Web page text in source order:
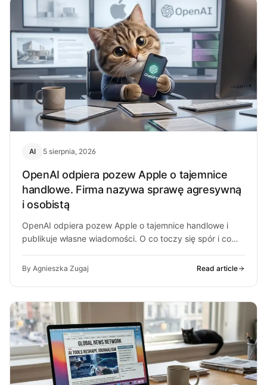
AI 5 sierpnia, 2026
OpenAI odpiera pozew Apple o tajemnice
handlowe. Firma nazywa sprawę agresywną
i osobistą
OpenAI odpiera pozew Apple o tajemnice handlowe i
publikuje własne wiadomości. O co toczy się spór i co
By Agnieszka Zugaj Read article